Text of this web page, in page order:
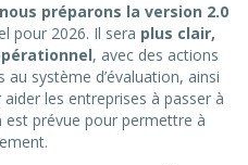
nous préparons la version 2.0
pour 2026. Il sera plus clair,
, avec des actions
système d’évaluation, ainsi
les entreprises à passer à
est prévue pour permettre à